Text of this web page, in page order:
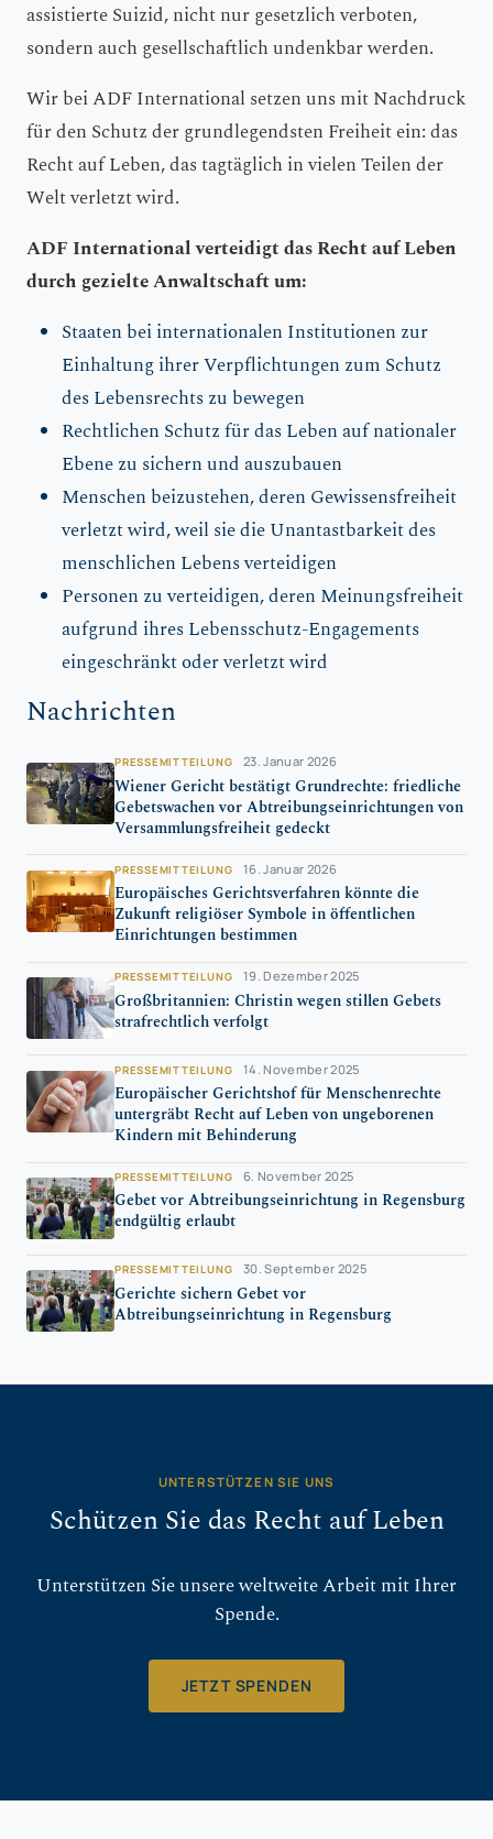
assistierte Suizid, nicht nur gesetzlich verboten,
sondern auch gesellschaftlich undenkbar werden.
Wir bei ADF International setzen uns mit Nachdruck
für den Schutz der grundlegendsten Freiheit ein: das
Recht auf Leben, das tagtäglich in vielen Teilen der
Welt verletzt wird.
ADF International verteidigt das Recht auf Leben
durch gezielte Anwaltschaft um:
Staaten bei internationalen Institutionen zur
Einhaltung ihrer Verpflichtungen zum Schutz
des Lebensrechts zu bewegen
Rechtlichen Schutz für das Leben auf nationaler
Ebene zu sichern und auszubauen
Menschen beizustehen, deren Gewissensfreiheit
verletzt wird, weil sie die Unantastbarkeit des
menschlichen Lebens verteidigen
Personen zu verteidigen, deren Meinungsfreiheit
aufgrund ihres Lebensschutz-Engagements
eingeschränkt oder verletzt wird
Nachrichten
PRESSEMITTEILUNG 23. Januar 2026
Wiener Gericht bestätigt Grundrechte: friedliche
Gebetswachen vor Abtreibungseinrichtungen von
Versammlungsfreiheit gedeckt
PRESSEMITTEILUNG 16. Januar 2026
Europäisches Gerichtsverfahren könnte die
Zukunft religiöser Symbole in öffentlichen
Einrichtungen bestimmen
PRESSEMITTEILUNG 19. Dezember 2025
Großbritannien: Christin wegen stillen Gebets
strafrechtlich verfolgt
PRESSEMITTEILUNG 14. November 2025
Europäischer Gerichtshof für Menschenrechte
untergräbt Recht auf Leben von ungeborenen
Kindern mit Behinderung
PRESSEMITTEILUNG 6. November 2025
Gebet vor Abtreibungseinrichtung in Regensburg
endgültig erlaubt
PRESSEMITTEILUNG 30. September 2025
Gerichte sichern Gebet vor
Abtreibungseinrichtung in Regensburg
UNTERSTÜTZEN SIE UNS
Schützen Sie das Recht auf Leben
Unterstützen Sie unsere weltweite Arbeit mit Ihrer
Spende.
JETZT SPENDEN